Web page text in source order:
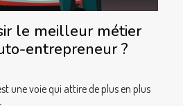
le meilleur métier
entrepreneur ?
une voie qui attire de plus en plus